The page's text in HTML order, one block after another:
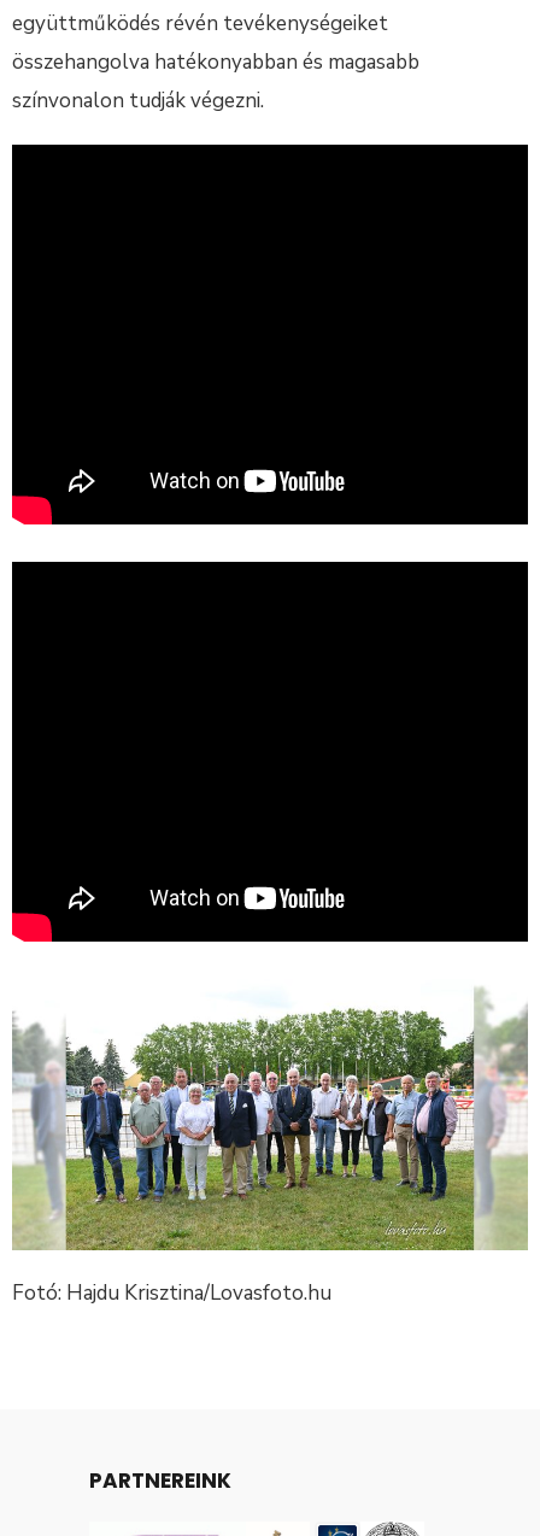
együttműködés révén tevékenységeiket
összehangolva hatékonyabban és magasabb
színvonalon tudják végezni.
Fotó: Hajdu Krisztina/Lovasfoto.hu
PARTNEREINK